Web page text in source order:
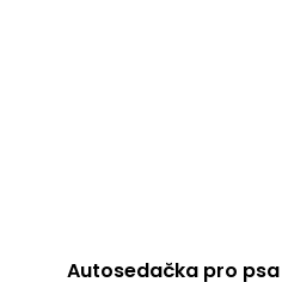
Autosedačka pro